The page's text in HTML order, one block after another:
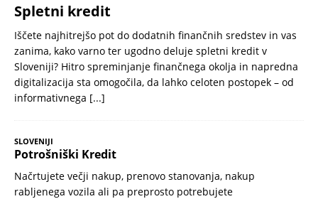
Spletni kredit
Iščete najhitrejšo pot do dodatnih finančnih sredstev in vas
zanima, kako varno ter ugodno deluje spletni kredit v
Sloveniji? Hitro spreminjanje finančnega okolja in napredna
digitalizacija sta omogočila, da lahko celoten postopek – od
informativnega [...]
SLOVENIJI
Potrošniški Kredit
Načrtujete večji nakup, prenovo stanovanja, nakup
rabljenega vozila ali pa preprosto potrebujete